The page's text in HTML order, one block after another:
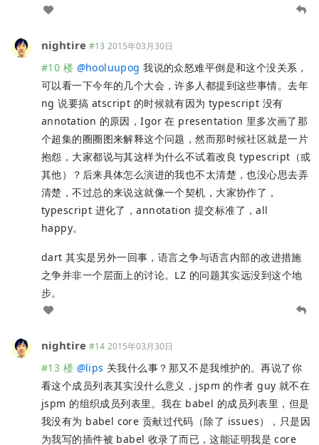
nightire #13 2015年03月30日
#10 楼 @hooluupog 我说的众怒难平倒是和这个没关系，
可以看一下今年的几个大会，许多人都提到这些事情。去年
ng 说要搞 atscript 的时候就有因为 typescript 没有
annotation 的原因，Igor 在 presentation 里多次画了那
个超集的圈圈图来解释这个问题，然而那时候社区就是一片
抱怨，大家都说与其这样为什么不试着改良 typescript（或
其他）？后来具体怎么演进的我也不太清楚，也没心思去弄
清楚，不过总的来说这就像一个契机，大家协作了，
typescript 进化了，annotation 提交标准了，all
happy。
dart 其实是另外一回事，语言之争与语言内部的改进措施
之争并非一个层面上的讨论。LZ 的问题其实远没到这个地
步。
nightire #14 2015年03月30日
#13 楼 @lips 关我什么事？那又不是我维护的。再说了你
看这个成员列表其实没什么意义，jspm 的作者 guy 就不在
jspm 的组织成员列表里。我在 babel 的成员列表里，但是
我没有为 babel core 贡献过代码（除了 issues），只是因
为我写的插件被 babel 收录了而已，这能证明我是 core